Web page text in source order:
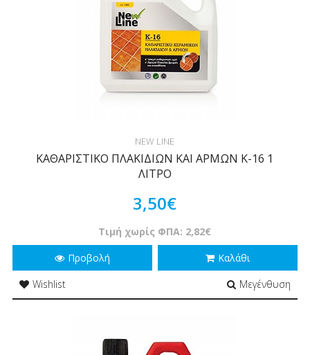
NEW LINE
ΚΑΘΑΡΙΣΤΙΚΟ ΠΛΑΚΙΔΙΩΝ ΚΑΙ ΑΡΜΩΝ Κ-16 1
ΛΙΤΡΟ
3,50€
Τιμή χωρίς ΦΠΑ: 2,82€
Προβολή
Καλάθι
Wishlist
Μεγένθυση